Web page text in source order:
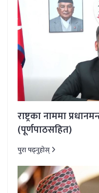
राष्ट्रका नाममा
(पूर्णपाठसहित)
पुरा पढ्नुहोस्